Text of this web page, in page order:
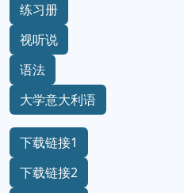
练习册
视听说
语法
大学意大利语
下载链接1
下载链接2